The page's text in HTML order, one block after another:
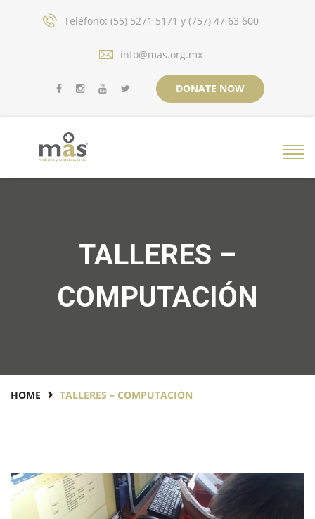
Teléfono: (55) 5271 5171 y (757) 47 63 600
info@mas.org.mx
DONATE NOW
TALLERES –
COMPUTACIÓN
HOME TALLERES – COMPUTACIÓN